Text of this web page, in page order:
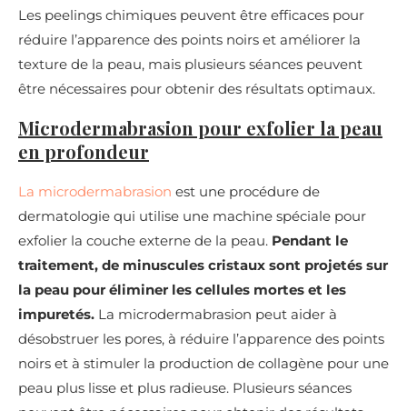
Les peelings chimiques peuvent être efficaces pour
réduire l’apparence des points noirs et améliorer la
texture de la peau, mais plusieurs séances peuvent
être nécessaires pour obtenir des résultats optimaux.
Microdermabrasion pour exfolier la peau
en profondeur
La microdermabrasion est une procédure de
dermatologie qui utilise une machine spéciale pour
exfolier la couche externe de la peau. Pendant le
traitement, de minuscules cristaux sont projetés sur
la peau pour éliminer les cellules mortes et les
impuretés. La microdermabrasion peut aider à
désobstruer les pores, à réduire l’apparence des points
noirs et à stimuler la production de collagène pour une
peau plus lisse et plus radieuse. Plusieurs séances